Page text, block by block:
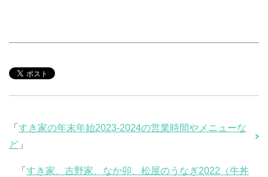
「 すき家の年末年始2023-2024の営業時間やメニューな
ど 」
「 すき家、吉野家、なか卯、松屋のうなぎ2022（牛丼